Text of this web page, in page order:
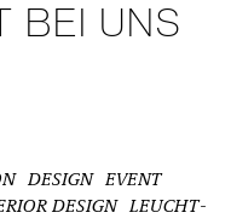
BEI UNS
DESIGN
EVENT
DESIGN
LEUCHT­